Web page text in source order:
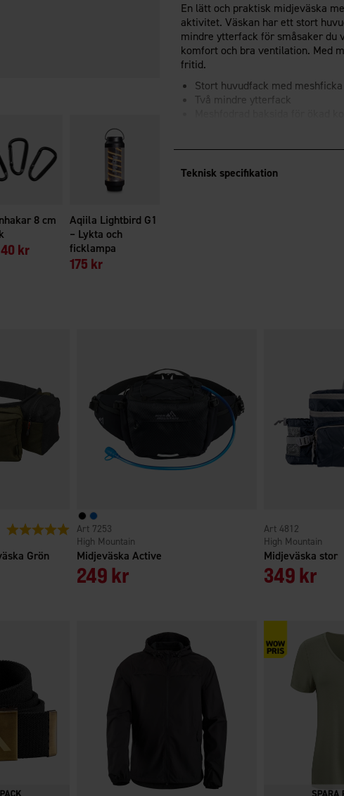
8 cm
40 kr
Aqiila Lightbird G1
– Lykta och
ficklampa
175 kr
En lätt och praktisk midjeväska
aktivitet. Väskan har ett stort
mindre ytterfack för småsaker du
komfort och bra ventilation. Med
fritid.
Stort huvudfack med
Två mindre ytterfack
Teknisk specifikation
Grön
Betyg: 5.0 utav 5 stjärnor
Midjeväska Active
High Mountain
7253
249 kr
Midjeväska stor
High Mountain
4812
349 kr